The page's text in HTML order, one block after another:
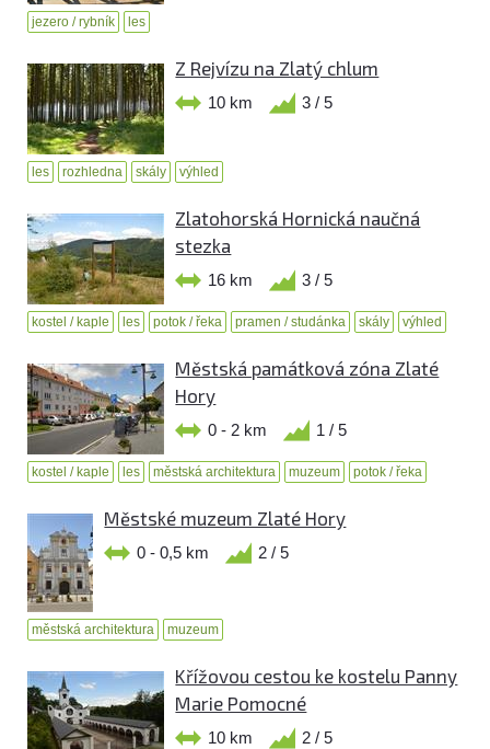
jezero / rybník les
Z Rejvízu na Zlatý chlum
10 km 3 / 5
les rozhledna skály výhled
Zlatohorská Hornická naučná
stezka
16 km 3 / 5
kostel / kaple les potok / řeka pramen / studánka skály výhled
Městská památková zóna Zlaté
Hory
0 - 2 km 1 / 5
kostel / kaple les městská architektura muzeum potok / řeka
Městské muzeum Zlaté Hory
0 - 0,5 km 2 / 5
městská architektura muzeum
Křížovou cestou ke kostelu Panny
Marie Pomocné
10 km 2 / 5